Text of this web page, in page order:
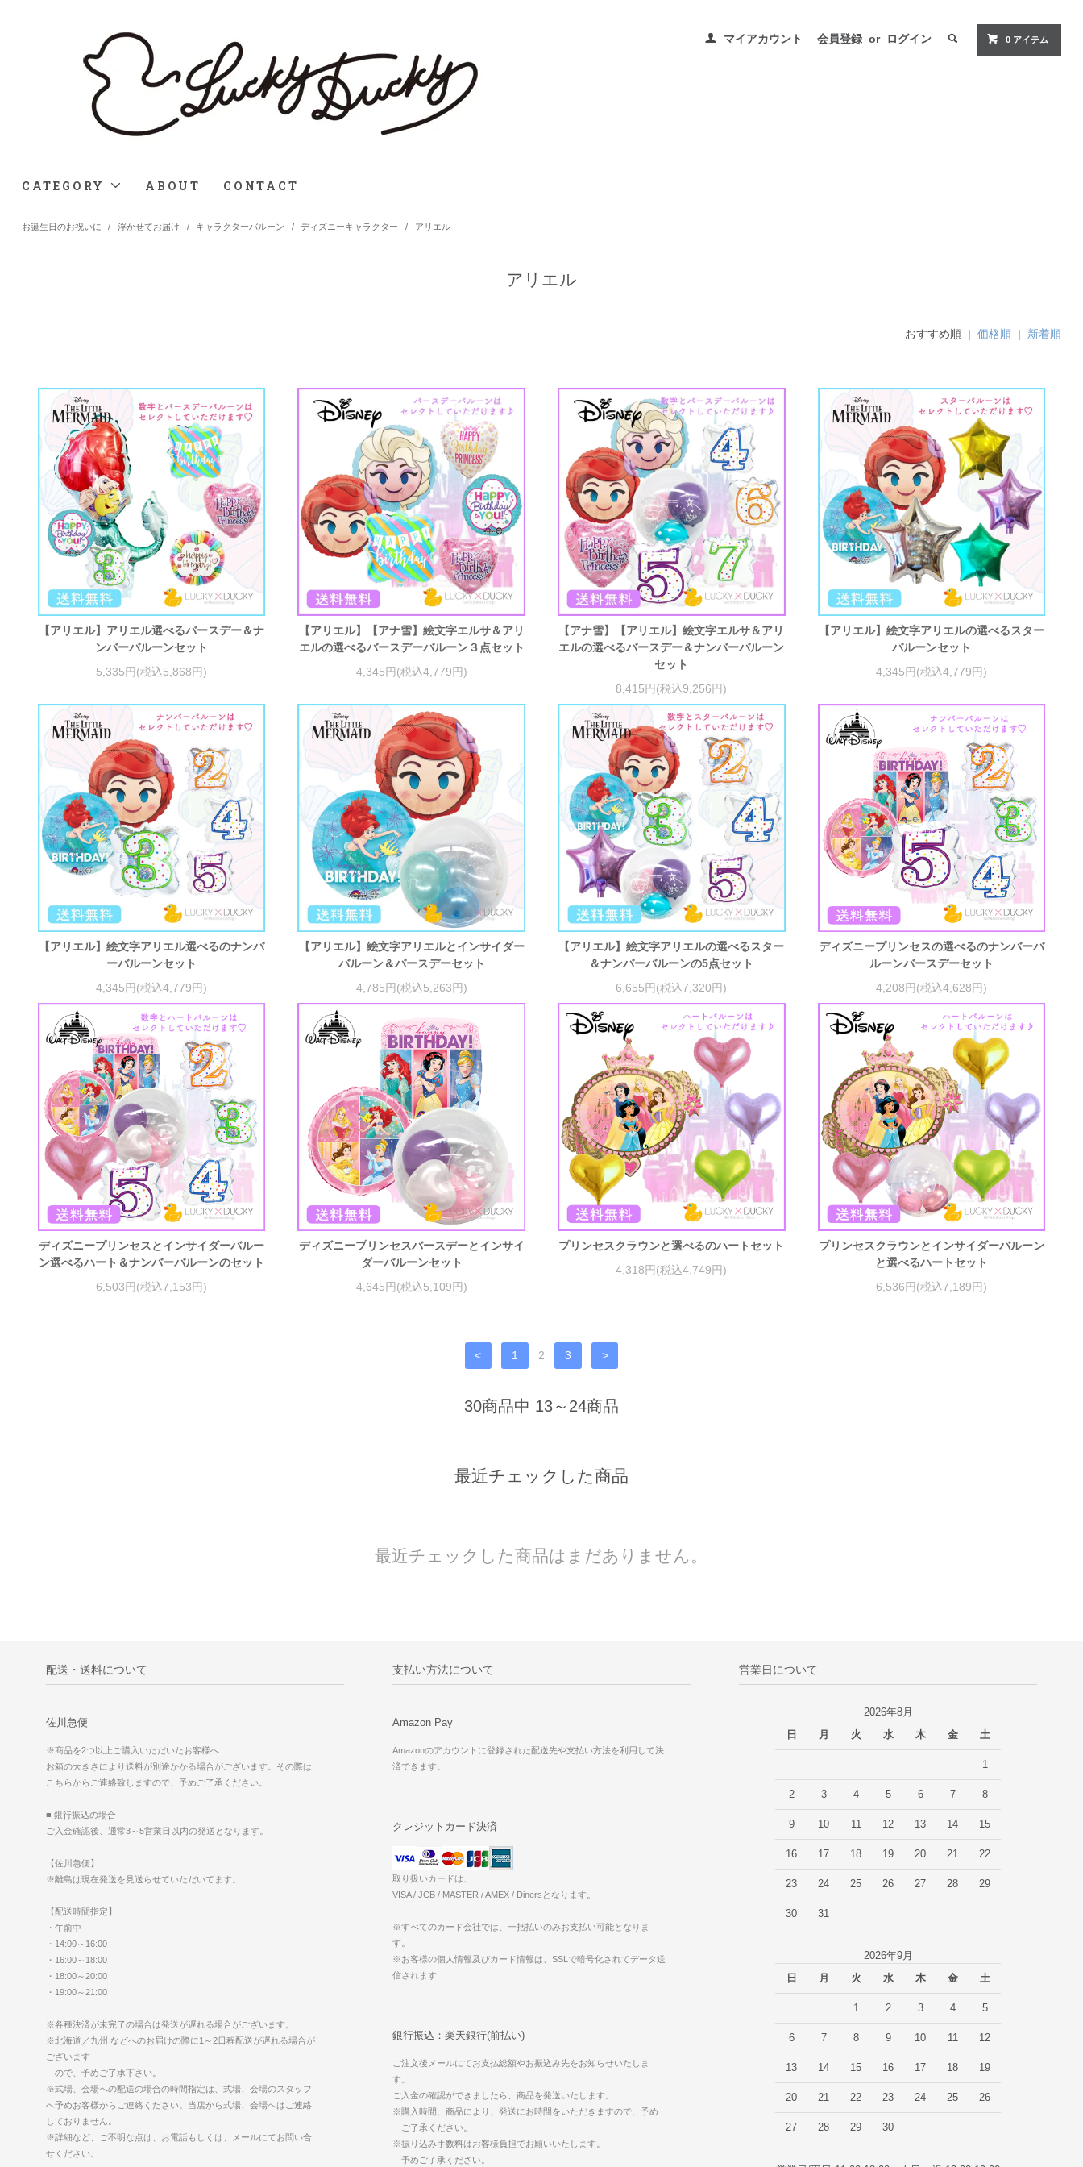
マイアカウント 会員登録 or ログイン 0 アイテム
CATEGORY ABOUT CONTACT
お誕生日のお祝いに / 浮かせてお届け / キャラクターバルーン / ディズニーキャラクター / アリエル
アリエル
おすすめ順 |価格順 | 新着順
【アリエル】アリエル選べるバースデー＆ナ
ンバーバルーンセット
5,335円(税込5,868円)
【アリエル】【アナ雪】絵文字エルサ＆アリ
エルの選べるバースデーバルーン３点セット
4,345円(税込4,779円)
【アナ雪】【アリエル】絵文字エルサ＆アリ
エルの選べるバースデー＆ナンバーバルーン
セット
8,415円(税込9,256円)
【アリエル】絵文字アリエルの選べるスター
バルーンセット
4,345円(税込4,779円)
【アリエル】絵文字アリエル選べるのナンバ
ーバルーンセット
4,345円(税込4,779円)
【アリエル】絵文字アリエルとインサイダー
バルーン＆バースデーセット
4,785円(税込5,263円)
【アリエル】絵文字アリエルの選べるスター
＆ナンバーバルーンの5点セット
6,655円(税込7,320円)
ディズニープリンセスの選べるのナンバーバ
ルーンバースデーセット
4,208円(税込4,628円)
ディズニープリンセスとインサイダーバルー
ン選べるハート＆ナンバーバルーンのセット
6,503円(税込7,153円)
ディズニープリンセスバースデーとインサイ
ダーバルーンセット
4,645円(税込5,109円)
プリンセスクラウンと選べるのハートセット
4,318円(税込4,749円)
プリンセスクラウンとインサイダーバルーン
と選べるハートセット
6,536円(税込7,189円)
< 1 2 3 >
30商品中 13～24商品
最近チェックした商品
最近チェックした商品はまだありません。
配送・送料について
佐川急便
※商品を2つ以上ご購入いただいたお客様へ
お箱の大きさにより送料が別途かかる場合がございます。その際は
こちらからご連絡致しますので、予めご了承ください。
■ 銀行振込の場合
ご入金確認後、通常3～5営業日以内の発送となります。
【佐川急便】
※離島は現在発送を見送らせていただいてます。
【配送時間指定】
・午前中
・14:00～16:00
・16:00～18:00
・18:00～20:00
・19:00～21:00
※各種決済が未完了の場合は発送が遅れる場合がございます。
※北海道／九州 などへのお届けの際に1～2日程配送が遅れる場合が
ございます
ので、予めご了承下さい。
※式場、会場への配送の場合の時間指定は、式場、会場のスタッフ
へ予めお客様からご連絡ください。当店から式場、会場へはご連絡
しておりません。
※詳細など、ご不明な点は、お電話もしくは、メールにてお問い合
せください。
支払い方法について
Amazon Pay
Amazonのアカウントに登録された配送先や支払い方法を利用して決
済できます。
クレジットカード決済
取り扱いカードは、
VISA / JCB / MASTER / AMEX / Dinersとなります。
※すべてのカード会社では、一括払いのみお支払い可能となりま
す。
※お客様の個人情報及びカード情報は、SSLで暗号化されてデータ送
信されます
銀行振込：楽天銀行(前払い)
ご注文後メールにてお支払総額やお振込み先をお知らせいたしま
す。
ご入金の確認ができましたら、商品を発送いたします。
※購入時間、商品により、発送にお時間をいただきますので、予め
ご了承ください。
※振り込み手数料はお客様負担でお願いいたします。
予めご了承ください。
営業日について
2026年8月
日
月 火 水 木 金 土
1
2 3 4 5 6 7 8
9 10 11 12 13 14 15
16 17 18 19 20 21 22
23 24 25 26 27 28 29
30 31
2026年9月
日
月 火 水 木 金 土
1 2 3 4 5
6 7 8 9 10 11 12
13 14 15 16 17 18 19
20 21 22 23 24 25 26
27 28 29 30